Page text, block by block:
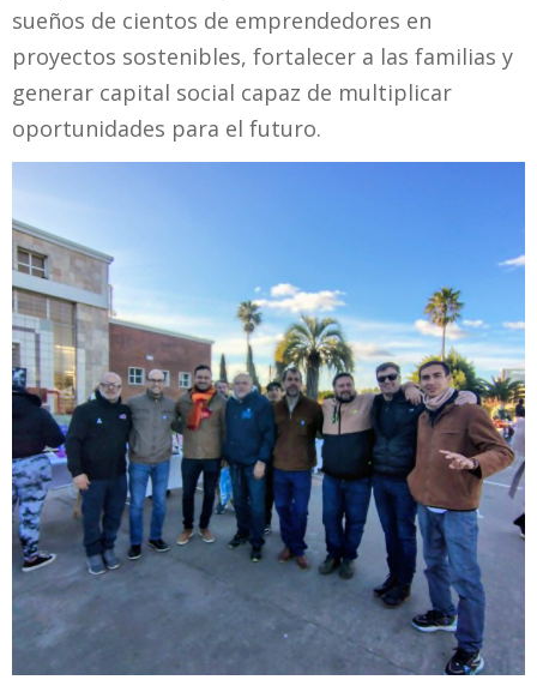
sueños de cientos de emprendedores en
proyectos sostenibles, fortalecer a las familias y
generar capital social capaz de multiplicar
oportunidades para el futuro.